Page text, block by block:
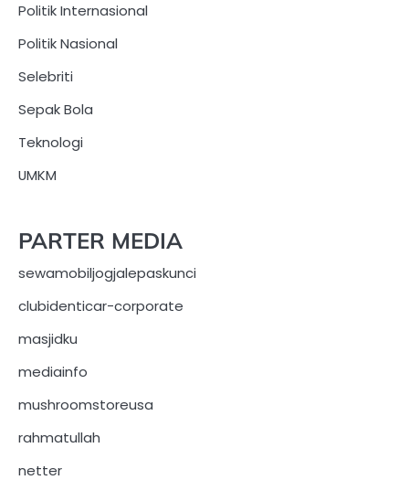
Politik Internasional
Politik Nasional
Selebriti
Sepak Bola
Teknologi
UMKM
PARTER MEDIA
sewamobiljogjalepaskunci
clubidenticar-corporate
masjidku
mediainfo
mushroomstoreusa
rahmatullah
netter